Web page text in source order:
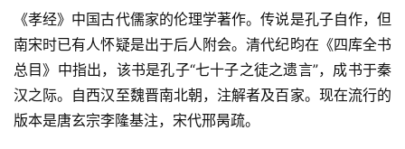
《孝经》中国古代儒家的伦理学著作。传说是孔子自作，但
南宋时已有人怀疑是出于后人附会。清代纪昀在《四库全书
总目》中指出，该书是孔子“七十子之徒之遗言”，成书于秦
汉之际。自西汉至魏晋南北朝，注解者及百家。现在流行的
版本是唐玄宗李隆基注，宋代邢昺疏。